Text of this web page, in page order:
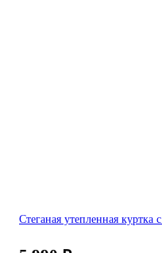
Стеганая утепленная куртка